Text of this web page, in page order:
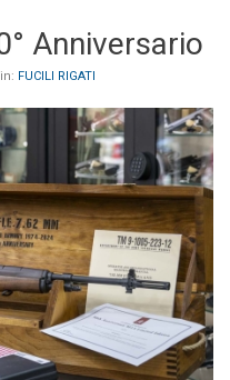
Anniversario
FUCILI RIGATI